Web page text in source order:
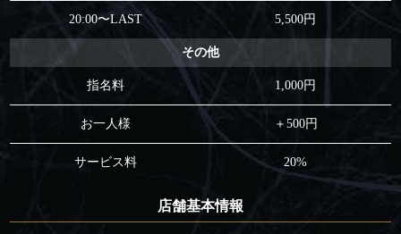
20:00〜LAST 5,500円
その他
指名料 1,000円
お一人様 ＋500円
サービス料 20%
店舗基本情報